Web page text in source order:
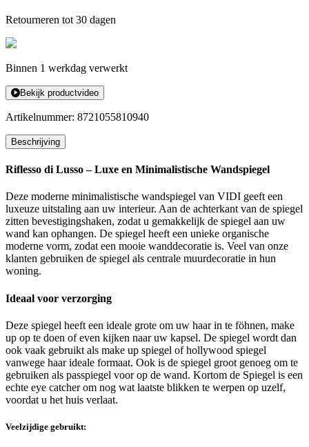
Retourneren tot 30 dagen
Binnen 1 werkdag verwerkt
Bekijk productvideo
Artikelnummer: 8721055810940
Beschrijving
Riflesso di Lusso – Luxe en Minimalistische Wandspiegel
Deze moderne minimalistische wandspiegel van VIDI geeft een
luxeuze uitstaling aan uw interieur. Aan de achterkant van de spiegel
zitten bevestigingshaken, zodat u gemakkelijk de spiegel aan uw
wand kan ophangen. De spiegel heeft een unieke organische
moderne vorm, zodat een mooie wanddecoratie is. Veel van onze
klanten gebruiken de spiegel als centrale muurdecoratie in hun
woning.
Ideaal voor verzorging
Deze spiegel heeft een ideale grote om uw haar in te föhnen, make
up op te doen of even kijken naar uw kapsel. De spiegel wordt dan
ook vaak gebruikt als make up spiegel of hollywood spiegel
vanwege haar ideale formaat. Ook is de spiegel groot genoeg om te
gebruiken als passpiegel voor op de wand. Kortom de Spiegel is een
echte eye catcher om nog wat laatste blikken te werpen op uzelf,
voordat u het huis verlaat.
Veelzijdige gebruikt: